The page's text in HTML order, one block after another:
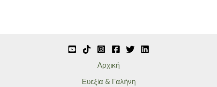
Αρχική
Ευεξία & Γαλήνη